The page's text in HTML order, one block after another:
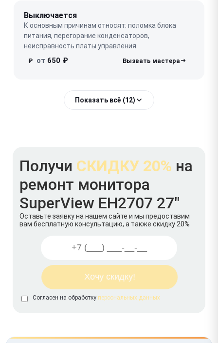
Выключается
К основным причинам относят: поломка блока
питания, перегорание конденсаторов,
неисправность платы управления
₽ от 650 ₽
Показать всё (12)
Получи СКИДКУ 20% на
ремонт монитора
SuperView EH2707 27"
Оставьте заявку на нашем сайте и мы предоставим
вам бесплатную консультацию, а также скидку 20%
Согласен на обработку персональных данных